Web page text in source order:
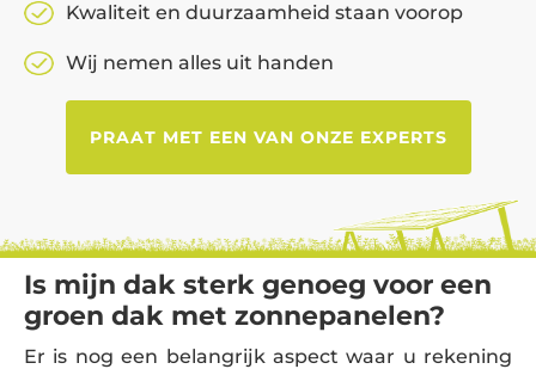
Kwaliteit en duurzaamheid staan voorop
Wij nemen alles uit handen
PRAAT MET EEN VAN ONZE EXPERTS
Is mijn dak sterk genoeg voor een
groen dak met zonnepanelen?
Er is nog een belangrijk aspect waar u rekening